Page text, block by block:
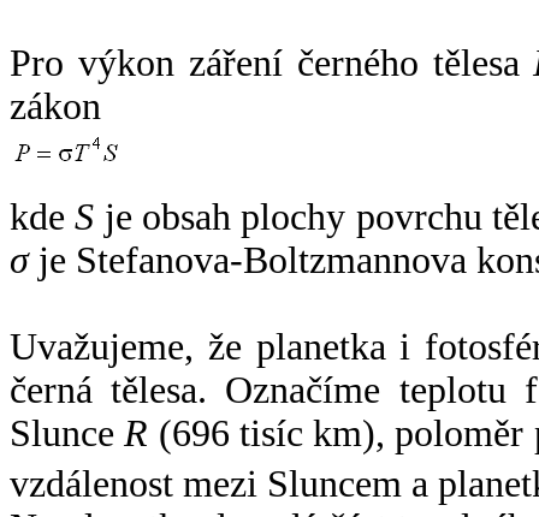
Pro výkon záření černého tělesa
zákon
kdeS je obsah plochy povrchu
σje Stefanova-Boltzmannova
Uvažujeme, že planetka i
černá tělesa. Označíme
SlunceR (696 tisíc km),
vzdálenost mezi Sluncem a